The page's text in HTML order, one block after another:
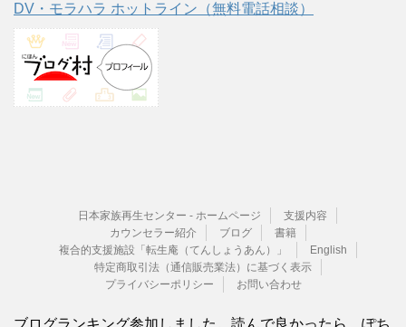
DV・モラハラ ホットライン（無料電話相談）
日本家族再生センター - ホームページ
支援内容
カウンセラー紹介
ブログ
書籍
複合的支援施設「転生庵（てんしょうあん）」
English
特定商取引法（通信販売業法）に基づく表示
プライバシーポリシー
お問い合わせ
ブログランキング参加しました。読んで良かったら、ぽち